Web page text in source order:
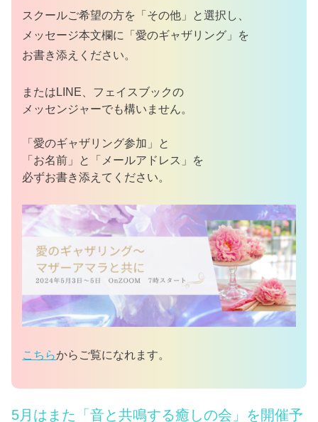
スクールご希望の方を「その他」と選択し、
メッセージ本文欄に「愛のギャザリング」を
お書き添えください。
またはLINE、フェイスブックの
メッセンジャーでも構いません。
「愛のギャザリング参加」と
「お名前」と「メールアドレス」を
必ずお書き添えてください。
こちらからご覧になれます。
5月はまた「音と共鳴する癒しの会」を開催予